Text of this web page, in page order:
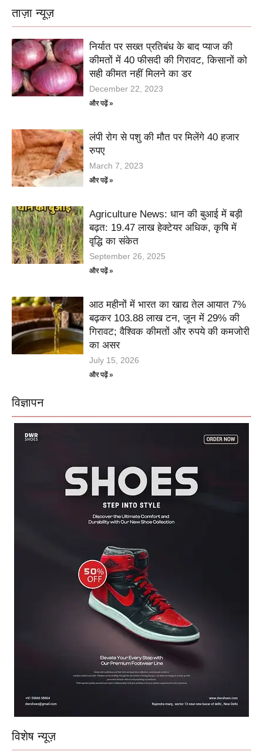
ताज़ा न्यूज़
निर्यात पर सख्त प्रतिबंध के बाद प्याज की
कीमतों में 40 फीसदी की गिरावट, किसानों को
सही कीमत नहीं मिलने का डर
December 22, 2023
और पढ़ें »
लंपी रोग से पशु की मौत पर मिलेंगे 40 हजार
रुपए
March 7, 2023
और पढ़ें »
Agriculture News: धान की बुआई में बड़ी
बढ़त: 19.47 लाख हेक्टेयर अधिक, कृषि में
वृद्धि का संकेत
September 26, 2025
और पढ़ें »
आठ महीनों में भारत का खाद्य तेल आयात 7%
बढ़कर 103.88 लाख टन, जून में 29% की
गिरावट; वैश्विक कीमतों और रुपये की कमजोरी
का असर
July 15, 2026
और पढ़ें »
विज्ञापन
विशेष न्यूज़